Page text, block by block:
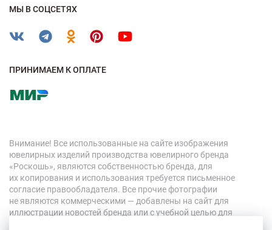
МЫ В СОЦСЕТЯХ
ПРИНИМАЕМ К ОПЛАТЕ
Внимание! Все использованные на сайте изображения
ювелирных изделий производства ювелирного бренда
«Роскошь», являются собственностью бренда, для
их копирования и использования требуется письменное
согласие правообладателя. Все прочие фотографии
не являются коммерческими — добавлены на сайт для
иллюстрации новостей бренда или с учебной целью для